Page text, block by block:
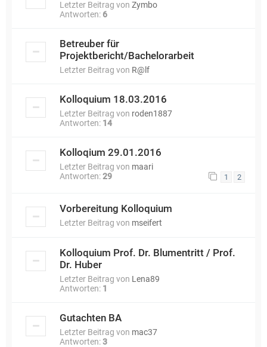
Letzter Beitrag von Zymbo
Antworten: 6
Betreuber für
Projektbericht/Bachelorarbeit
Letzter Beitrag von R@lf
Kolloquium 18.03.2016
Letzter Beitrag von roden1887
Antworten: 14
Kolloqium 29.01.2016
Letzter Beitrag von maari
Antworten:29 1 2
Vorbereitung Kolloquium
Letzter Beitrag von mseifert
Kolloquium Prof. Dr. Blumentritt / Prof.
Dr. Huber
Letzter Beitrag von Lena89
Antworten: 1
Gutachten BA
Letzter Beitrag von mac37
Antworten:3